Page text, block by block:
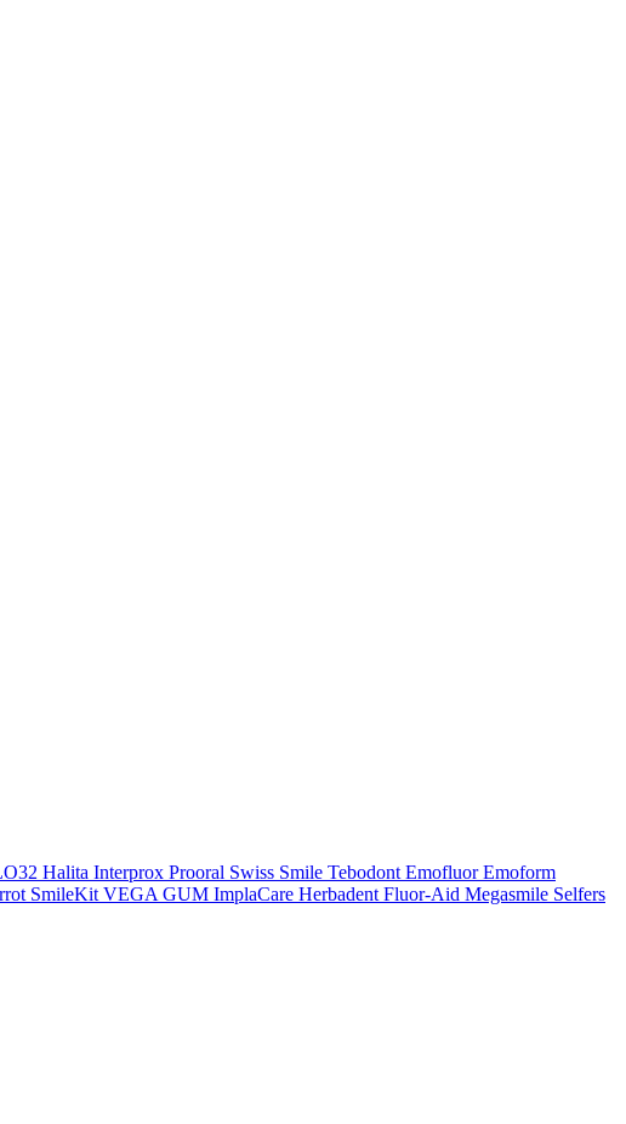
Halita Interprox Prooral Swiss Smile Tebodont Emofluor Emoform
SmileKit VEGA GUM ImplaCare Herbadent Fluor-Aid Megasmile Selfers